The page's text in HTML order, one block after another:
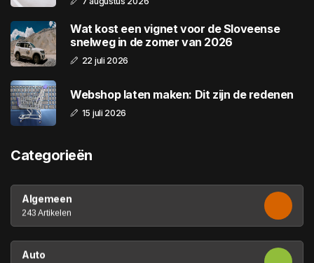
Wat kost een vignet voor de Sloveense
snelweg in de zomer van 2026
22 juli 2026
Webshop laten maken: Dit zijn de redenen
15 juli 2026
Categorieën
Algemeen
243 Artikelen
Auto